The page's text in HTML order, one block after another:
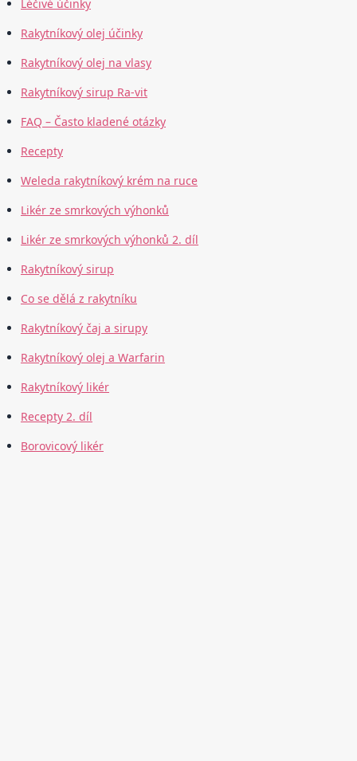
Léčivé účinky
Rakytníkový olej účinky
Rakytníkový olej na vlasy
Rakytníkový sirup Ra-vit
FAQ – Často kladené otázky
Recepty
Weleda rakytníkový krém na ruce
Likér ze smrkových výhonků
Likér ze smrkových výhonků 2. díl
Rakytníkový sirup
Co se dělá z rakytníku
Rakytníkový čaj a sirupy
Rakytníkový olej a Warfarin
Rakytníkový likér
Recepty 2. díl
Borovicový likér